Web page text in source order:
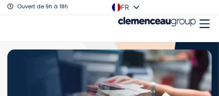
Ouvert de 9h à 18h
FR
EN